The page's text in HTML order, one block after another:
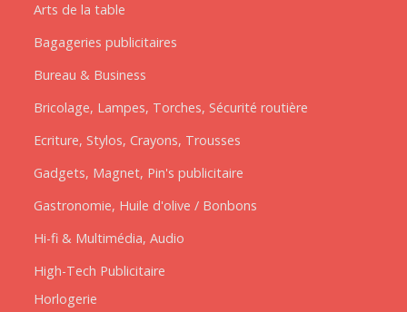
Arts de la table
Bagageries publicitaires
Bureau & Business
Bricolage, Lampes, Torches, Sécurité routière
Ecriture, Stylos, Crayons, Trousses
Gadgets, Magnet, Pin's publicitaire
Gastronomie, Huile d'olive / Bonbons
Hi-fi & Multimédia, Audio
High-Tech Publicitaire
Horlogerie